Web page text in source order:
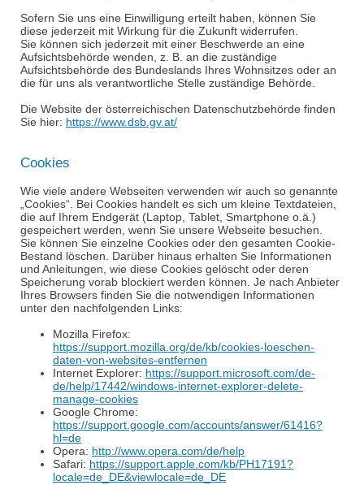
Sofern Sie uns eine Einwilligung erteilt haben, können Sie
diese jederzeit mit Wirkung für die Zukunft widerrufen.
Sie können sich jederzeit mit einer Beschwerde an eine
Aufsichtsbehörde wenden, z. B. an die zuständige
Aufsichtsbehörde des Bundeslands Ihres Wohnsitzes oder an
die für uns als verantwortliche Stelle zuständige Behörde.
Die Website der österreichischen Datenschutzbehörde finden
Sie hier: https://www.dsb.gv.at/
Cookies
Wie viele andere Webseiten verwenden wir auch so genannte
„Cookies“. Bei Cookies handelt es sich um kleine Textdateien,
die auf Ihrem Endgerät (Laptop, Tablet, Smartphone o.ä.)
gespeichert werden, wenn Sie unsere Webseite besuchen.
Sie können Sie einzelne Cookies oder den gesamten Cookie-
Bestand löschen. Darüber hinaus erhalten Sie Informationen
und Anleitungen, wie diese Cookies gelöscht oder deren
Speicherung vorab blockiert werden können. Je nach Anbieter
Ihres Browsers finden Sie die notwendigen Informationen
unter den nachfolgenden Links:
Mozilla Firefox:
https://support.mozilla.org/de/kb/cookies-loeschen-
daten-von-websites-entfernen
Internet Explorer: https://support.microsoft.com/de-
de/help/17442/windows-internet-explorer-delete-
manage-cookies
Google Chrome:
https://support.google.com/accounts/answer/61416?
hl=de
Opera: http://www.opera.com/de/help
Safari: https://support.apple.com/kb/PH17191?
locale=de_DE&viewlocale=de_DE